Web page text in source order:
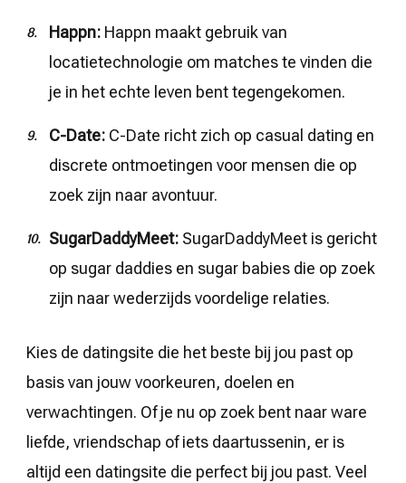
Happn: Happn maakt gebruik van
locatietechnologie om matches te vinden die
je in het echte leven bent tegengekomen.
C-Date: C-Date richt zich op casual dating en
discrete ontmoetingen voor mensen die op
zoek zijn naar avontuur.
SugarDaddyMeet: SugarDaddyMeet is gericht
op sugar daddies en sugar babies die op zoek
zijn naar wederzijds voordelige relaties.
Kies de datingsite die het beste bij jou past op
basis van jouw voorkeuren, doelen en
verwachtingen. Of je nu op zoek bent naar ware
liefde, vriendschap of iets daartussenin, er is
altijd een datingsite die perfect bij jou past. Veel